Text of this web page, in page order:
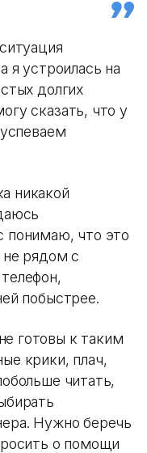
я устроилась на
долгих
сказать, что у
никакой
понимаю, что это
рядом с
побыстрее.
готовы к таким
крики, плач,
читать,
Нужно беречь
о помощи